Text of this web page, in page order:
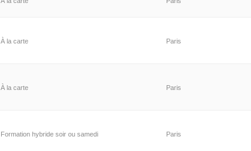
À la carte Paris
À la carte Paris
Formation hybride soir ou samedi Paris